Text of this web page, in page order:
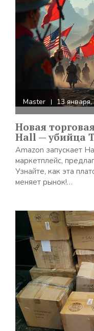
Master 13
Новая
Hall — убийца
Amazon запускает
маркетплейс,
Узнайте, как эта
меняет рынок!…